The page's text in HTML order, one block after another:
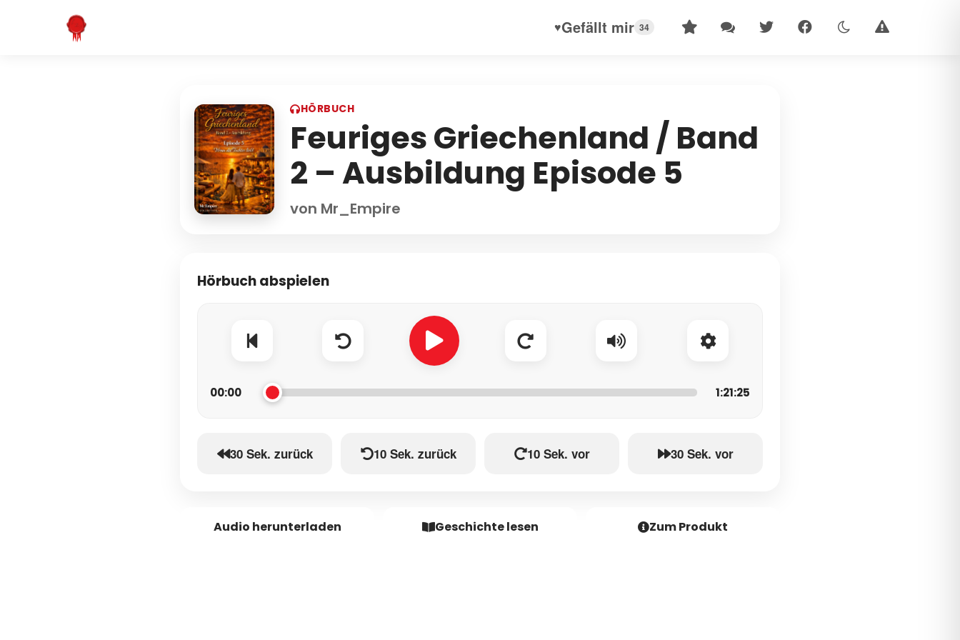
♥Gefällt mir 34
HÖRBUCH
Feuriges Griechenland / Band
2 – Ausbildung Episode 5
von Mr_Empire
Hörbuch abspielen
00:00 1:21:25
30 Sek. zurück 10 Sek. zurück 10 Sek. vor 30 Sek. vor
Audio herunterladen Geschichte lesen Zum Produkt